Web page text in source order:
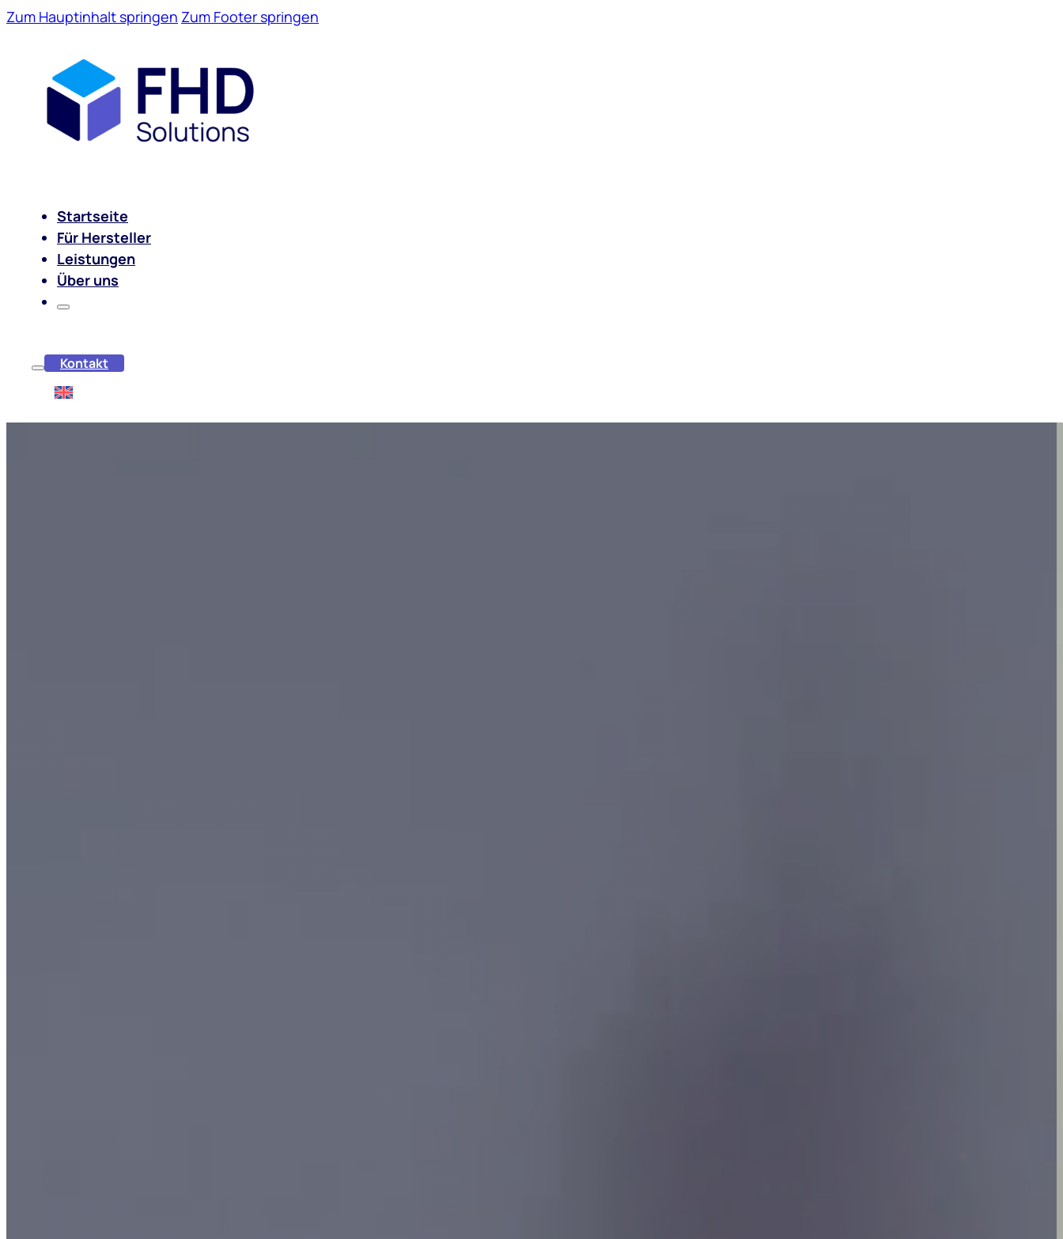
Zum Hauptinhalt springen Zum Footer springen
Startseite
Für Hersteller
Leistungen
Über uns
Kontakt